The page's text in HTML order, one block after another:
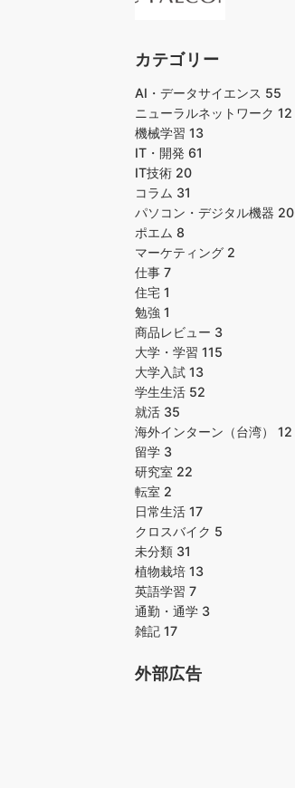
カテゴリー
AI・データサイエンス 55
ニューラルネットワーク 12
機械学習 13
IT・開発 61
IT技術 20
コラム 31
パソコン・デジタル機器 20
ポエム 8
マーケティング 2
仕事 7
住宅 1
勉強 1
商品レビュー 3
大学・学習 115
大学入試 13
学生生活 52
就活 35
海外インターン（台湾） 12
留学 3
研究室 22
転室 2
日常生活 17
クロスバイク 5
未分類 31
植物栽培 13
英語学習 7
通勤・通学 3
雑記 17
外部広告